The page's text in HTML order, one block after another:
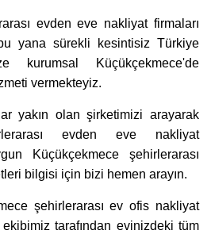
evden eve nakliyat firmaları
yana sürekli kesintisiz Türkiye
kurumsal Küçükçekmece'de
vermekteyiz.
yakın olan şirketimizi arayarak
evden eve nakliyat
Küçükçekmece şehirlerarası
bilgisi için bizi hemen arayın.
şehirlerarası ev ofis nakliyat
tarafından evinizdeki tüm